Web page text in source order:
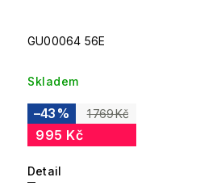
GU00064 56E
Skladem
1 769 Kč
–43 %
995 Kč
Detail